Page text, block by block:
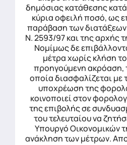
δημόσιας κατάθεσης
κύρια οφειλή ποσό, ως
παράβαση των
Ν. 2593/97 και της αρχής
Νομίμως δε
μέτρα χωρίς κλήση
προηγούμενη ακρόαση,
οποία διασφαλίζεται
υποχρέωση της
κοινοποιεί στον
της επιβολής σε
του τελευταίου να
Υπουργό Οικονομικών
ανάκληση των μέτρων.